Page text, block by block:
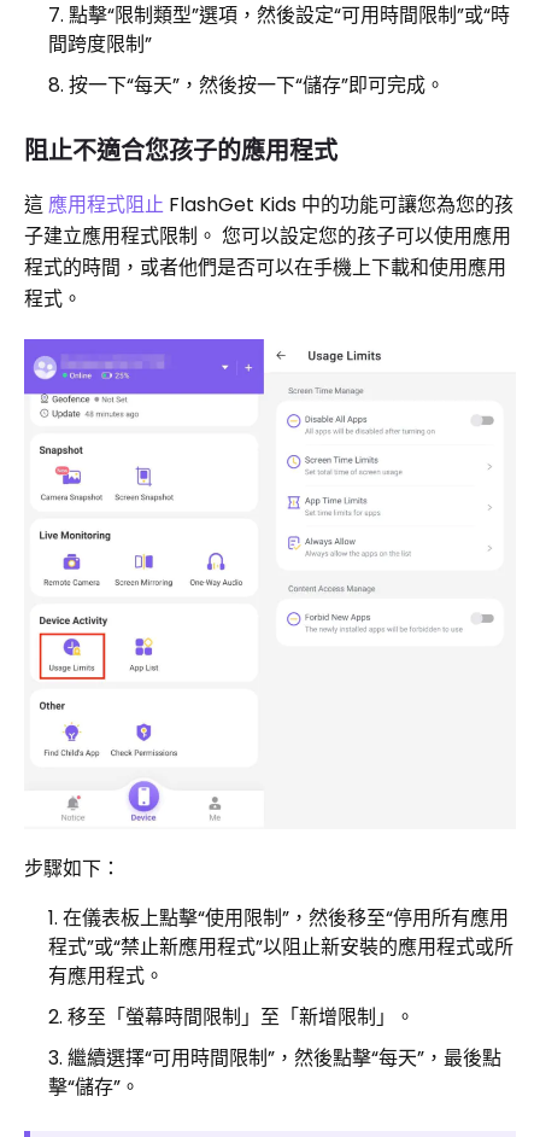
點擊“限制類型”選項，然後設定“可用時間限制”或“時
間跨度限制”
按一下“每天”，然後按一下“儲存”即可完成。
阻止不適合您孩子的應用程式
這應用程式阻止 FlashGet Kids 中的功能可讓您為您的孩
子建立應用程式限制。 您可以設定您的孩子可以使用應用
程式的時間，或者他們是否可以在手機上下載和使用應用
程式。
步驟如下：
在儀表板上點擊“使用限制”，然後移至“停用所有應用
程式”或“禁止新應用程式”以阻止新安裝的應用程式或所
有應用程式。
移至「螢幕時間限制」至「新增限制」。
繼續選擇“可用時間限制”，然後點擊“每天”，最後點
擊“儲存”。